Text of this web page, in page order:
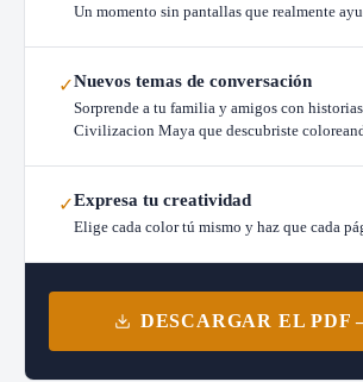
Un momento sin pantallas que realmente
✓Nuevos temas de conversación
Sorprende a tu familia y amigos con
Civilizacion Maya que descubriste
✓Expresa tu creatividad
Elige cada color tú mismo y haz que cada
DESCARGAR EL PDF